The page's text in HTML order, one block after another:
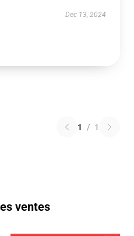
Dec 13, 2024
1 / 1
ventes